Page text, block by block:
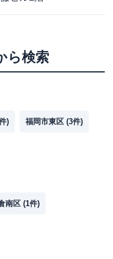
ら検索
) 福岡市東区 (3件)
南区 (1件)